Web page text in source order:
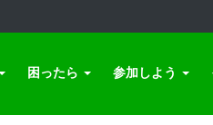
困ったら 参加しよう